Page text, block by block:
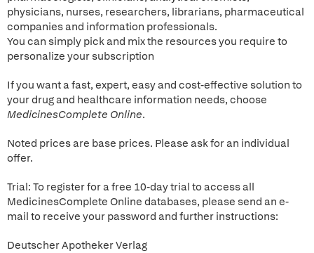
physicians, nurses, researchers, librarians, pharmaceutical
companies and information professionals.
You can simply pick and mix the resources you require to
personalize your subscription
If you want a fast, expert, easy and cost-effective solution to
your drug and healthcare information needs, choose
MedicinesComplete Online.
Noted prices are base prices. Please ask for an individual
offer.
Trial: To register for a free 10-day trial to access all
MedicinesComplete Online databases, please send an e-
mail to receive your password and further instructions:
Deutscher Apotheker Verlag